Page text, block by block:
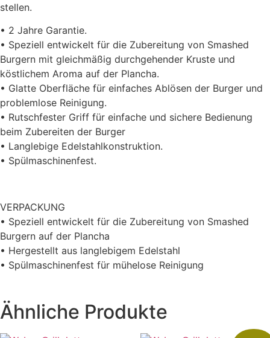
stellen.
• 2 Jahre Garantie.
• Speziell entwickelt für die Zubereitung von Smashed
Burgern mit gleichmäßig durchgehender Kruste und
köstlichem Aroma auf der Plancha.
• Glatte Oberfläche für einfaches Ablösen der Burger und
problemlose Reinigung.
• Rutschfester Griff für einfache und sichere Bedienung
beim Zubereiten der Burger
• Langlebige Edelstahlkonstruktion.
• Spülmaschinenfest.
VERPACKUNG
• Speziell entwickelt für die Zubereitung von Smashed
Burgern auf der Plancha
• Hergestellt aus langlebigem Edelstahl
• Spülmaschinenfest für mühelose Reinigung
Ähnliche Produkte